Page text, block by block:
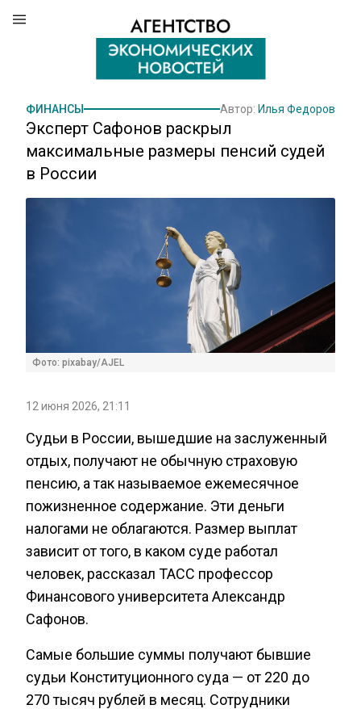
ФИНАНСЫ Автор: Илья Федоров
Эксперт Сафонов раскрыл
максимальные размеры пенсий судей
в России
Фото: pixabay/AJEL
12 июня 2026, 21:11
Судьи в России, вышедшие на заслуженный
отдых, получают не обычную страховую
пенсию, а так называемое ежемесячное
пожизненное содержание. Эти деньги
налогами не облагаются. Размер выплат
зависит от того, в каком суде работал
человек, рассказал ТАСС профессор
Финансового университета Александр
Сафонов.
Самые большие суммы получают бывшие
судьи Конституционного суда — от 220 до
270 тысяч рублей в месяц. Сотрудники